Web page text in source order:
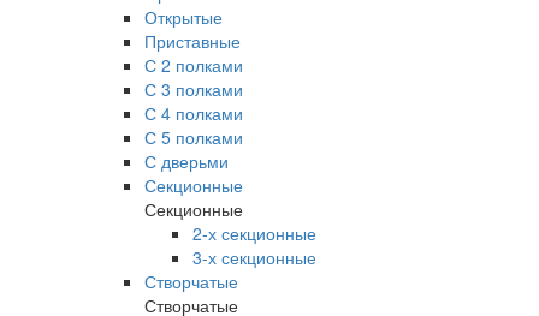
Открытые
Приставные
С 2 полками
С 3 полками
С 4 полками
С 5 полками
С дверьми
Секционные
Секционные
2-х секционные
3-х секционные
Створчатые
Створчатые